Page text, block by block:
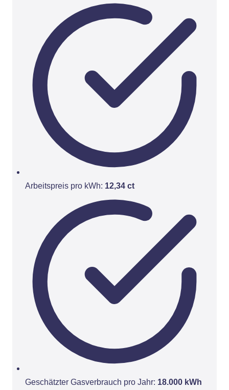
Arbeitspreis pro kWh: 12,34 ct
Geschätzter Gasverbrauch pro Jahr: 18.000 kWh